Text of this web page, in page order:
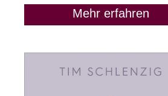
Mehr erfahren